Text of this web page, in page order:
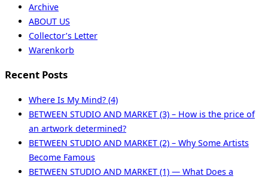
Archive
ABOUT US
Collector’s Letter
Warenkorb
Recent Posts
Where Is My Mind? (4)
BETWEEN STUDIO AND MARKET (3) – How is the price of
an artwork determined?
BETWEEN STUDIO AND MARKET (2) – Why Some Artists
Become Famous
BETWEEN STUDIO AND MARKET (1) — What Does a